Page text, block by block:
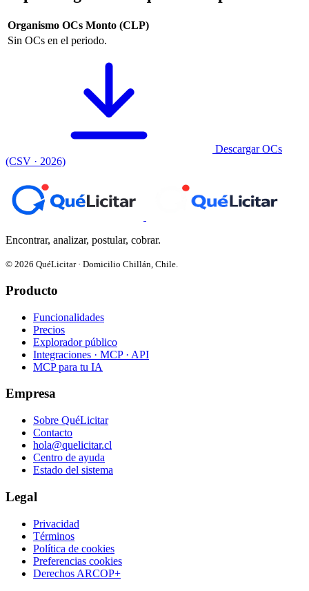
Organismo OCs Monto (CLP)
Sin OCs en el periodo.
Descargar OCs
(CSV · 2026)
Encontrar, analizar, postular, cobrar.
© 2026 QuéLicitar · Domicilio Chillán, Chile.
Producto
Funcionalidades
Precios
Explorador público
Integraciones · MCP · API
MCP para tu IA
Empresa
Sobre QuéLicitar
Contacto
hola@quelicitar.cl
Centro de ayuda
Estado del sistema
Legal
Privacidad
Términos
Política de cookies
Preferencias cookies
Derechos ARCOP+